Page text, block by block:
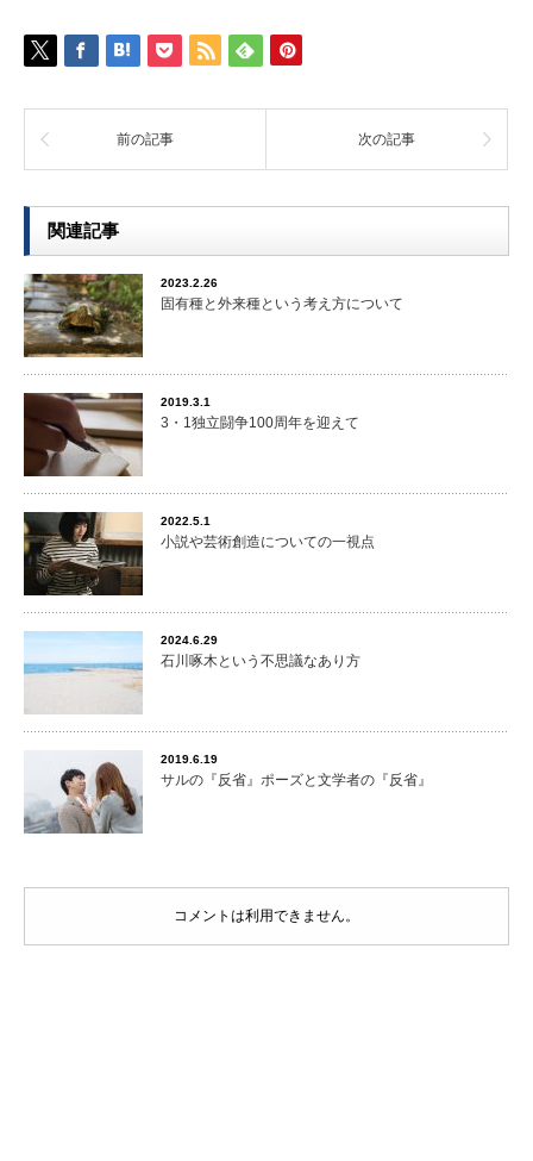
前の記事 次の記事
関連記事
2023.2.26
固有種と外来種という考え方について
2019.3.1
3・1独立闘争100周年を迎えて
2022.5.1
小説や芸術創造についての一視点
2024.6.29
石川啄木という不思議なあり方
2019.6.19
サルの『反省』ポーズと文学者の『反省』
コメントは利用できません。